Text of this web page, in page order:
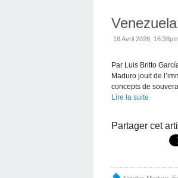
18 Avril 2026, 16:38pm
Par Luis Britto
Maduro jouit de
concepts de
Lire la suite
Partager cet